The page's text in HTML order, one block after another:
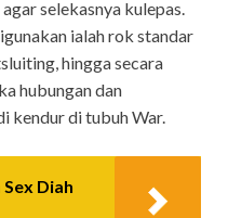
selekasnya kulepas.
ialah rok standar
hingga secara
hubungan dan
kendur di tubuh War.
Diah